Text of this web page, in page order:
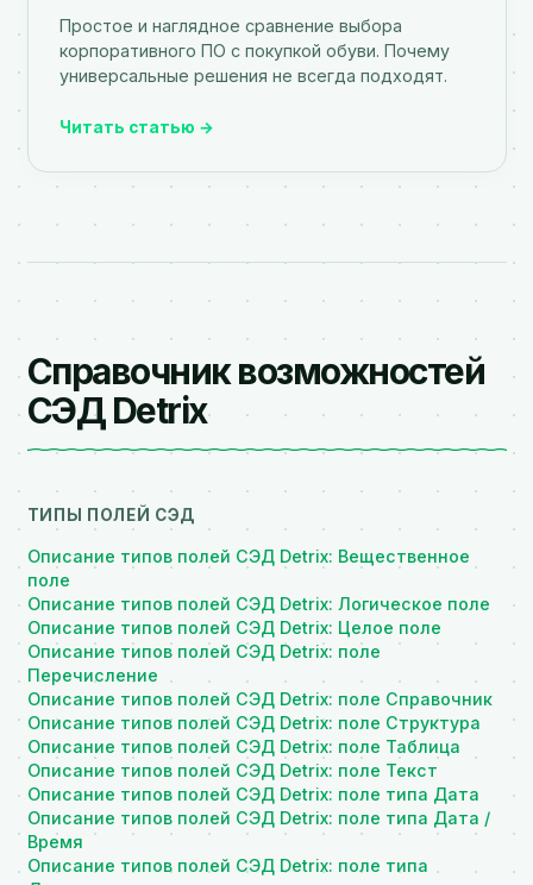
Простое и наглядное сравнение выбора
корпоративного ПО с покупкой обуви. Почему
универсальные решения не всегда подходят.
Читать статью →
Справочник возможностей
СЭД Detrix
ТИПЫ ПОЛЕЙ СЭД
Описание типов полей СЭД Detrix: Вещественное
поле
Описание типов полей СЭД Detrix: Логическое поле
Описание типов полей СЭД Detrix: Целое поле
Описание типов полей СЭД Detrix: поле
Перечисление
Описание типов полей СЭД Detrix: поле Справочник
Описание типов полей СЭД Detrix: поле Структура
Описание типов полей СЭД Detrix: поле Таблица
Описание типов полей СЭД Detrix: поле Текст
Описание типов полей СЭД Detrix: поле типа Дата
Описание типов полей СЭД Detrix: поле типа Дата /
Время
Описание типов полей СЭД Detrix: поле типа